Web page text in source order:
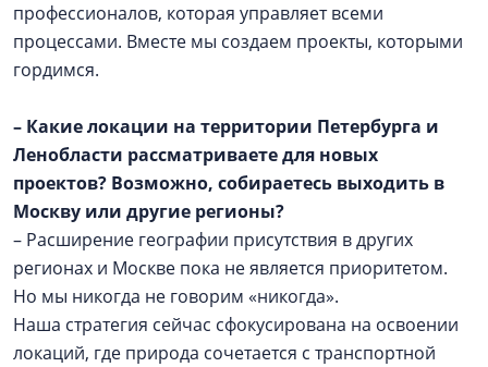
профессионалов, которая управляет всеми
процессами. Вместе мы создаем проекты, которыми
гордимся.
– Какие локации на территории Петербурга и
Ленобласти рассматриваете для новых
проектов? Возможно, собираетесь выходить в
Москву или другие регионы?
– Расширение географии присутствия в других
регионах и Москве пока не является приоритетом.
Но мы никогда не говорим «никогда».
Наша стратегия сейчас сфокусирована на освоении
локаций, где природа сочетается с транспортной